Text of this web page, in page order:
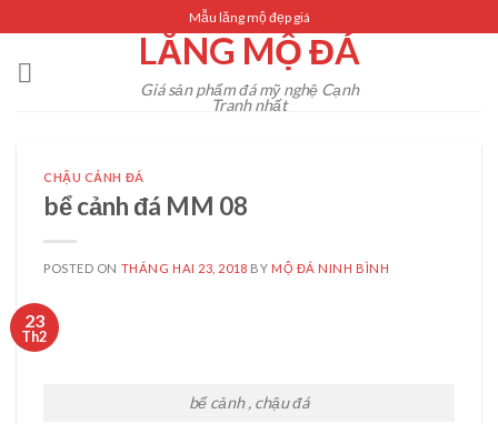
content
Mẫu lăng mộ đẹp giá
LĂNG MỘ ĐÁ
Giá sản phẩm đá mỹ nghệ Cạnh
Tranh nhất
CHẬU CẢNH ĐÁ
bể cảnh đá MM 08
POSTED ON THÁNG HAI 23, 2018 BY MỘ ĐÁ NINH BÌNH
23
Th2
bể cảnh , chậu đá